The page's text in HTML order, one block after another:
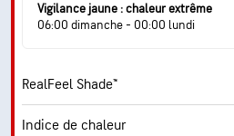
Visibilité
Vigilance jaune : chaleur extrême
06:00 dimanche - 00:00 lundi
RealFeel Shade™
Indice de chaleur